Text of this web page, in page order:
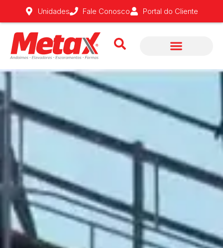
Unidades Fale Conosco Portal do Cliente